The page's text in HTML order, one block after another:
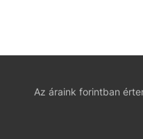
Az áraink forintban